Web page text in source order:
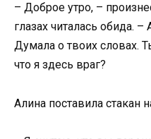
– Доброе утро, –
глазах читалась обида.
Думала о твоих словах.
что я здесь враг?
Алина поставила стакан